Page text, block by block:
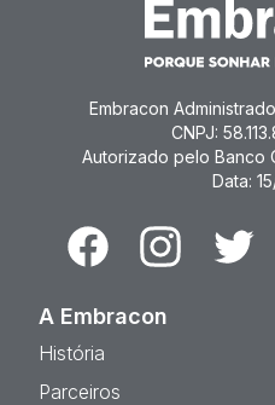
Embracon
CNPJ:
Autorizado pelo Banco
Data:
FacebookInstagramTwitter
A Embracon
História
Parceiros